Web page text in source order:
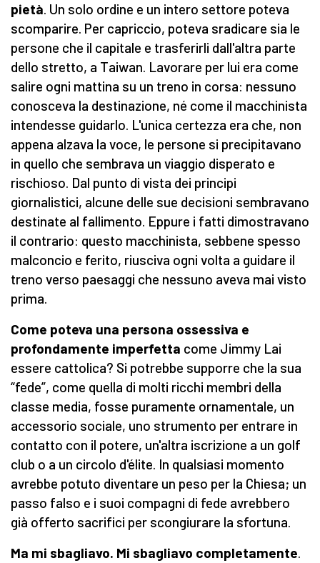
pietà. Un solo ordine e un intero settore poteva
scomparire. Per capriccio, poteva sradicare sia le
persone che il capitale e trasferirli dall'altra parte
dello stretto, a Taiwan. Lavorare per lui era come
salire ogni mattina su un treno in corsa: nessuno
conosceva la destinazione, né come il macchinista
intendesse guidarlo. L'unica certezza era che, non
appena alzava la voce, le persone si precipitavano
in quello che sembrava un viaggio disperato e
rischioso. Dal punto di vista dei principi
giornalistici, alcune delle sue decisioni sembravano
destinate al fallimento. Eppure i fatti dimostravano
il contrario: questo macchinista, sebbene spesso
malconcio e ferito, riusciva ogni volta a guidare il
treno verso paesaggi che nessuno aveva mai visto
prima.
Come poteva una persona ossessiva e
profondamente imperfetta come Jimmy Lai
essere cattolica? Si potrebbe supporre che la sua
“fede”, come quella di molti ricchi membri della
classe media, fosse puramente ornamentale, un
accessorio sociale, uno strumento per entrare in
contatto con il potere, un'altra iscrizione a un golf
club o a un circolo d'élite. In qualsiasi momento
avrebbe potuto diventare un peso per la Chiesa; un
passo falso e i suoi compagni di fede avrebbero
già offerto sacrifici per scongiurare la sfortuna.
Ma mi sbagliavo. Mi sbagliavo completamente.